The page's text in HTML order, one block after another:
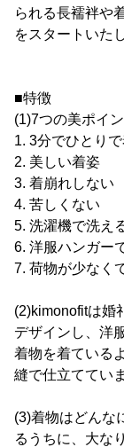
られる長襦袢や
をスタートいた
■特徴
(1)7つの美ポイン
1. 3分でひとり
2. 美しい着姿
3. 着崩れしない
4. 苦しくない
5. 洗濯機で洗え
6. 洋服ハンガー
7. 荷物が少なく
(2)kimonofitは婚
デザインし、洋
着物を着ている
縫で仕立ててい
(3)着物はどんな
るうちに、大な